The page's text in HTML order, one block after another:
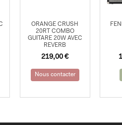
ORANGE CRUSH
20RT COMBO
GUITARE 20W AVEC
REVERB
219,00€
Nous contacter